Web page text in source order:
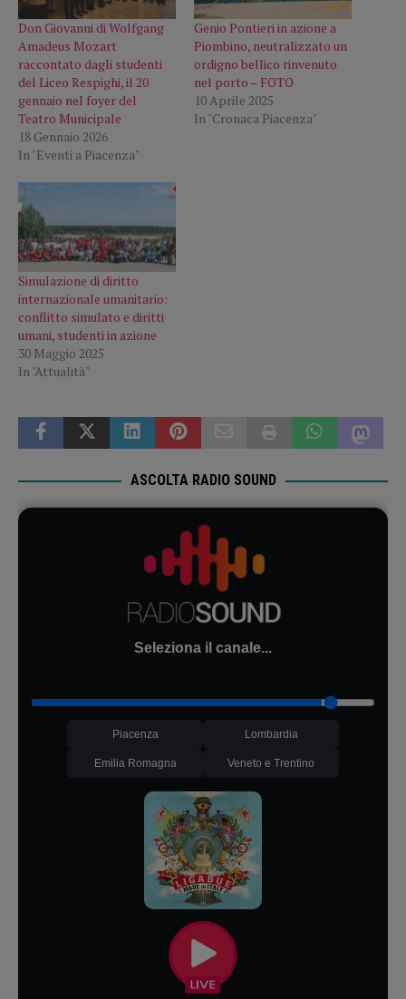
Don Giovanni di Wolfgang
Amadeus Mozart
raccontato dagli studenti
del Liceo Respighi, il 20
gennaio nel foyer del
Teatro Municipale
18 Gennaio 2026
In "Eventi a Piacenza"
Genio Pontieri in azione a
Piombino, neutralizzato un
ordigno bellico rinvenuto
nel porto – FOTO
10 Aprile 2025
In "Cronaca Piacenza"
Simulazione di diritto
internazionale umanitario:
conflitto simulato e diritti
umani, studenti in azione
30 Maggio 2025
In "Attualità"
ASCOLTA RADIO SOUND
Seleziona il canale...
Piacenza Lombardia
Emilia Romagna Veneto e Trentino